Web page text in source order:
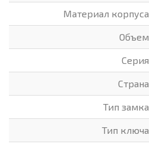
Материал корпуса
Объем
Серия
Страна
Тип замка
Тип ключа